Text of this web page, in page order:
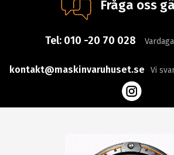
Fråga oss
Tel: 010 -20 70 028
kontakt@maskinvaruhuset.se Vi